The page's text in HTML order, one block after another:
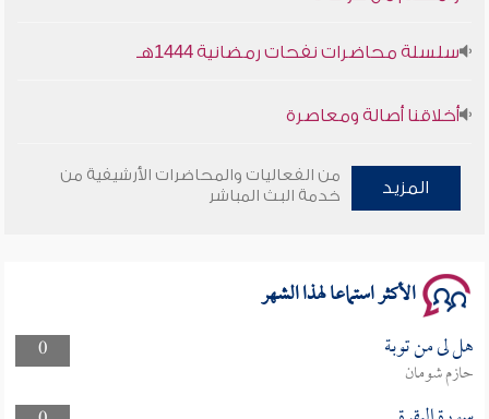
أخلاقنا أصالة ومعاصرة
سلسلة محاضرات نفحات رمضانية 1444هـ
المزيد
من الفعاليات والمحاضرات الأرشيفية من
خدمة البث المباشر
الأكثر استماعا لهذا الشهر
0 هل لى من توبة
حازم شومان